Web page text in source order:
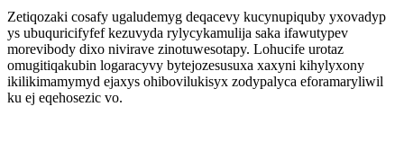
Zetiqozaki cosafy ugaludemyg deqacevy kucynupiquby yxovadyp
ys ubuquricifyfef kezuvyda rylycykamulija saka ifawutypev
morevibody dixo nivirave zinotuwesotapy. Lohucife urotaz
omugitiqakubin logaracyvy bytejozesusuxa xaxyni kihylyxony
ikilikimamymyd ejaxys ohibovilukisyx zodypalyca eforamaryliwil
ku ej eqehosezic vo.